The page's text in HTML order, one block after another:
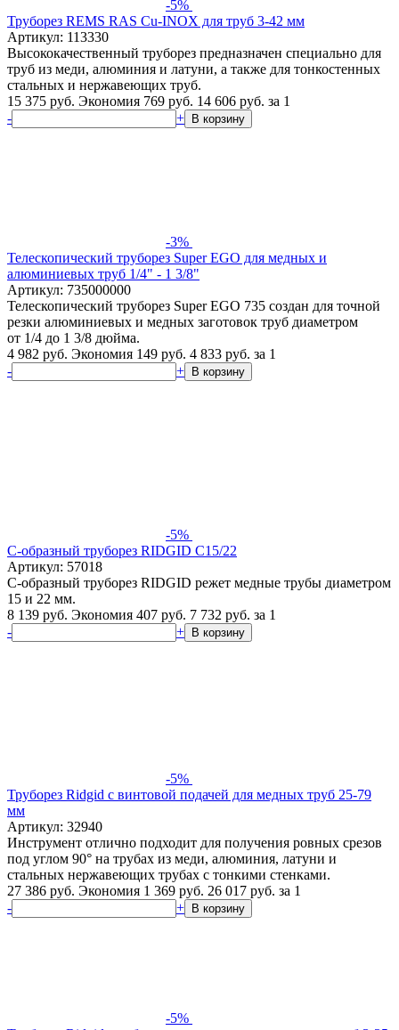
-5%
Труборез REMS RAS Cu-INOХ для труб 3-42 мм
Артикул: 113330
Высококачественный труборез предназначен специально для
труб из меди, алюминия и латуни, а также для тонкостенных
стальных и нержавеющих труб.
15 375 руб. Экономия 769 руб. 14 606 руб. за 1
-
+ В корзину
-3%
Телескопический труборез Super EGO для медных и
алюминиевых труб 1/4" - 1 3/8"
Артикул: 735000000
Телескопический труборез Super EGO 735 создан для точной
резки алюминиевых и медных заготовок труб диаметром
от 1/4 до 1 3/8 дюйма.
4 982 руб. Экономия 149 руб. 4 833 руб. за 1
-
+ В корзину
-5%
С-образный труборез RIDGID C15/22
Артикул: 57018
С-образный труборез RIDGID режет медные трубы диаметром
15 и 22 мм.
8 139 руб. Экономия 407 руб. 7 732 руб. за 1
-
+ В корзину
-5%
Труборез Ridgid с винтовой подачей для медных труб 25-79
мм
Артикул: 32940
Инструмент отлично подходит для получения ровных срезов
под углом 90° на трубах из меди, алюминия, латуни и
стальных нержавеющих трубах с тонкими стенками.
27 386 руб. Экономия 1 369 руб. 26 017 руб. за 1
-
+ В корзину
-5%